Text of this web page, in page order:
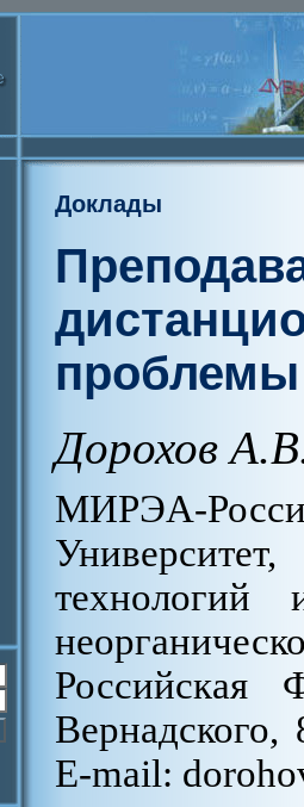
Доклады
Дорохов
МИРЭА-
Российская
Е-mail: